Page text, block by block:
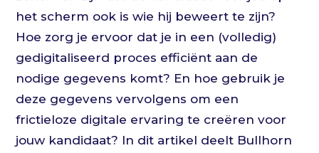
het scherm ook is wie hij beweert te zijn?
Hoe zorg je ervoor dat je in een (volledig)
gedigitaliseerd proces efficiënt aan de
nodige gegevens komt? En hoe gebruik je
deze gegevens vervolgens om een
frictieloze digitale ervaring te creëren voor
jouw kandidaat? In dit artikel deelt Bullhorn